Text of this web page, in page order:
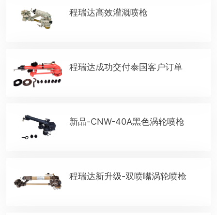
程瑞达高效灌溉喷枪
程瑞达成功交付泰国客户订单
新品-CNW-40A黑色涡轮喷枪
程瑞达新升级-双喷嘴涡轮喷枪